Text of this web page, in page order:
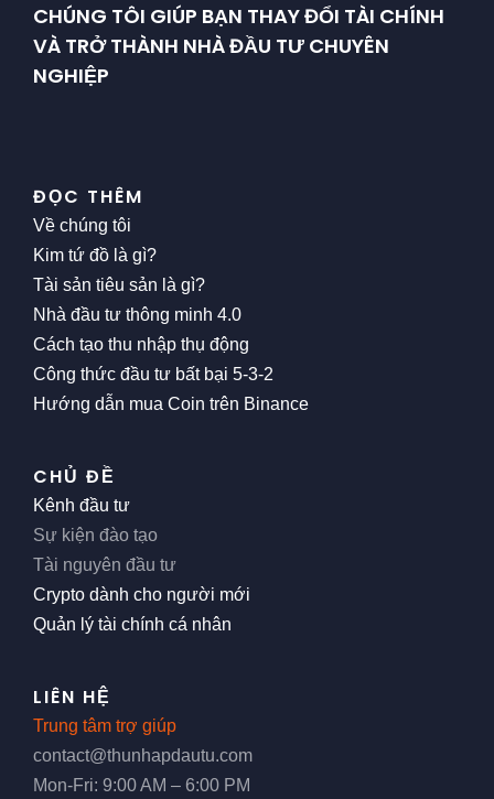
CHÚNG TÔI GIÚP BẠN THAY ĐỔI TÀI CHÍNH
VÀ TRỞ THÀNH NHÀ ĐẦU TƯ CHUYÊN
NGHIỆP
ĐỌC THÊM
Về chúng tôi
Kim tứ đồ là gì?
Tài sản tiêu sản là gì?
Nhà đầu tư thông minh 4.0
Cách tạo thu nhập thụ động
Công thức đầu tư bất bại 5-3-2
Hướng dẫn mua Coin trên Binance
CHỦ ĐỀ
Kênh đầu tư
Sự kiện đào tạo
Tài nguyên đầu tư
Crypto dành cho người mới
Quản lý tài chính cá nhân
LIÊN HỆ
Trung tâm trợ giúp
contact@thunhapdautu.com
Mon-Fri: 9:00 AM – 6:00 PM